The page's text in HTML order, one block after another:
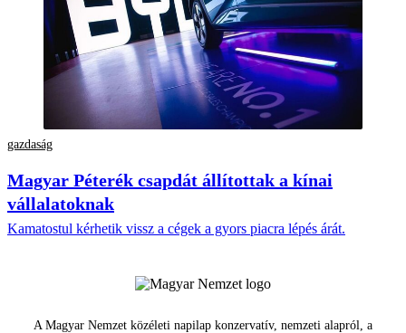
gazdaság
Magyar Péterék csapdát állítottak a kínai
vállalatoknak
Kamatostul kérhetik vissz a cégek a gyors piacra lépés árát.
A Magyar Nemzet közéleti napilap konzervatív, nemzeti alapról, a